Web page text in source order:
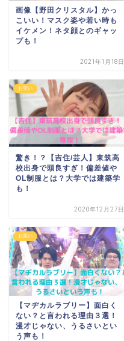
画像【野田クリスタル】かっ
こいい！マスク姿や若い時も
イケメン！ネタ顔とのギャッ
プも！
2021年1月18日
お笑い
驚き！？【吉住/芸人】東筑高
校出身で頭良すぎ！偏差値や
OL制服とは？大学では建築学
も！
2020年12月27日
お笑い
【マヂカルラブリー】面白く
ない？と言われる理由３選！
漫才じゃない、うるさいとい
う声も！